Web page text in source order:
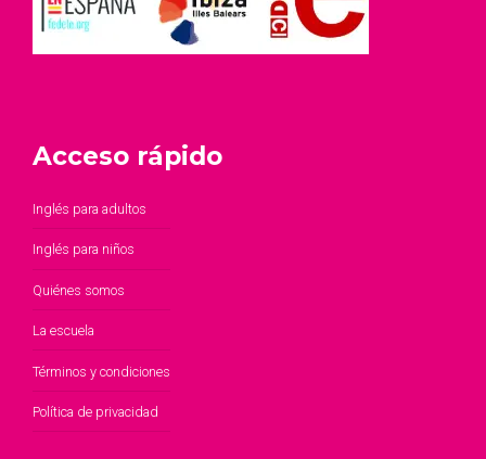
Acceso rápido
Inglés para adultos
Inglés para niños
Quiénes somos
La escuela
Términos y condiciones
Política de privacidad